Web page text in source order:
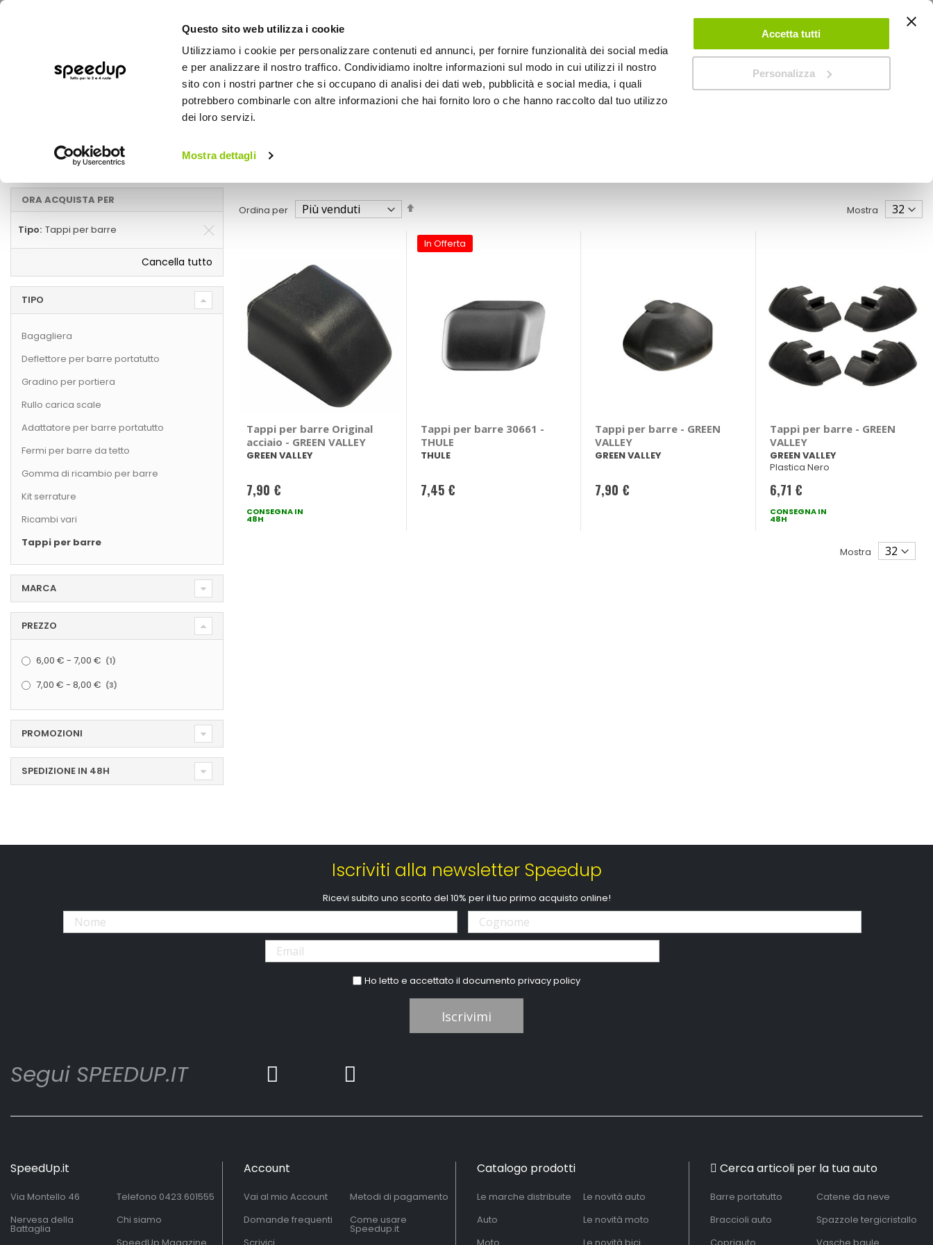
Questo sito web utilizza i cookie
Utilizziamo i cookie per personalizzare contenuti ed annunci, per fornire funzionalità dei social media
e per analizzare il nostro traffico. Condividiamo inoltre informazioni sul modo in cui utilizzi il nostro
sito con i nostri partner che si occupano di analisi dei dati web, pubblicità e social media, i quali
potrebbero combinarle con altre informazioni che hai fornito loro o che hanno raccolto dal tuo utilizzo
dei loro servizi.
Mostra dettagli
Accetta tutti
Personalizza
ACCEDI CREA UN ACCOUNT CONTATTACI
BICI OUTDOOR
Auto Portaggio e carico
Tappi per barre
Ordina per
decrescente
Mostra
Tappi per barre Original
acciaio - GREEN VALLEY
GREEN VALLEY
7,90 €
CONSEGNA IN
48H
In Offerta
Tappi per barre 30661 -
THULE
THULE
7,45 €
Tappi per barre - GREEN
VALLEY
GREEN VALLEY
7,90 €
Tappi per barre - GREEN
VALLEY
GREEN VALLEY
Plastica Nero
6,71 €
CONSEGNA IN
48H
Mostra
ORA ACQUISTA PER
Tipo Tappi per barre
Cancella tutto
TIPO
Bagagliera
Deflettore per barre portatutto
Gradino per portiera
Rullo carica scale
Adattatore per barre portatutto
Fermi per barre da tetto
Gomma di ricambio per barre
Kit serrature
Ricambi vari
Tappi per barre
MARCA
PREZZO
6,00 € - 7,00 € 1
7,00 € - 8,00 € 3
PROMOZIONI
SPEDIZIONE IN 48H
Iscriviti alla newsletter Speedup
Ricevi subito uno sconto del 10% per il tuo primo acquisto online!
Ho letto e accettato il documentoprivacy policy
Iscrivimi
Segui SPEEDUP.IT
SpeedUp.it
Via Montello 46
Nervesa della
Battaglia
Telefono 0423.601555
Chi siamo
SpeedUp Magazine
Account
Vai al mio Account
Domande frequenti
Scrivici
Metodi di pagamento
Come usare
Speedup.it
Catalogo prodotti
Le marche distribuite
Auto
Moto
Le novità auto
Le novità moto
Le novità bici
Cerca articoli per la tua auto
Barre portatutto
Braccioli auto
Copriauto
Catene da neve
Spazzole tergicristallo
Vasche baule